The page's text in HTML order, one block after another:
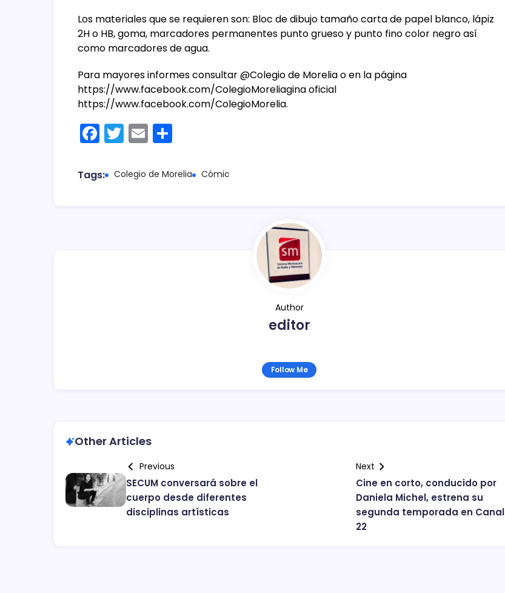
Los materiales que se requieren son: Bloc de dibujo tamaño carta de papel blanco, lápiz
2H o HB, goma, marcadores permanentes punto grueso y punto fino color negro así
como marcadores de agua.
Para mayores informes consultar @Colegio de Morelia o en la página
https://www.facebook.com/ColegioMoreliagina oficial
https://www.facebook.com/ColegioMorelia.
F
c
T
itt
E
ai m
Tags: Colegio de Morelia Cómic
Author
editor
Follow Me
Other Articles
Previous
SECUM conversará sobre el
cuerpo desde diferentes
disciplinas artísticas
Next
Cine en corto, conducido por
Daniela Michel, estrena su
segunda temporada en Canal
22